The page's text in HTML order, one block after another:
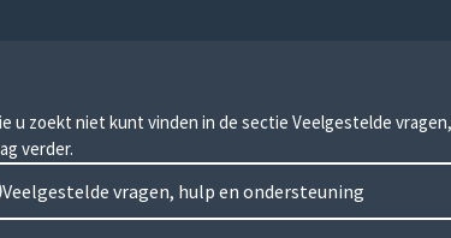
u zoekt niet kunt vinden in de sectie Veelgestelde vragen,
verder.
Veelgestelde vragen, hulp en ondersteuning